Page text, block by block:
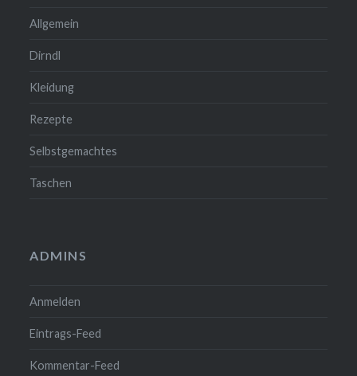
Allgemein
Dirndl
Kleidung
Rezepte
Selbstgemachtes
Taschen
ADMINS
Anmelden
Eintrags-Feed
Kommentar-Feed